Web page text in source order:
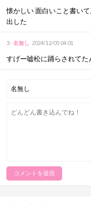
懐かしい 面白いこと書い
出した
3: 名無し 2024/12/05 04:01
すげー嘘松に踊らされて